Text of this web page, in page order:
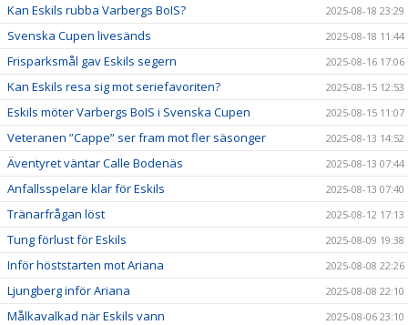
Kan Eskils rubba Varbergs BoIS? 2025-08-18 23:29
Svenska Cupen livesänds 2025-08-18 11:44
Frisparksmål gav Eskils segern 2025-08-16 17:06
Kan Eskils resa sig mot seriefavoriten? 2025-08-15 12:53
Eskils möter Varbergs BoIS i Svenska Cupen 2025-08-15 11:07
Veteranen ”Cappe” ser fram mot fler säsonger 2025-08-13 14:52
Äventyret väntar Calle Bodenäs 2025-08-13 07:44
Anfallsspelare klar för Eskils 2025-08-13 07:40
Tränarfrågan löst 2025-08-12 17:13
Tung förlust för Eskils 2025-08-09 19:38
Inför höststarten mot Ariana 2025-08-08 22:26
Ljungberg inför Ariana 2025-08-08 22:10
Målkavalkad när Eskils vann 2025-08-06 23:10